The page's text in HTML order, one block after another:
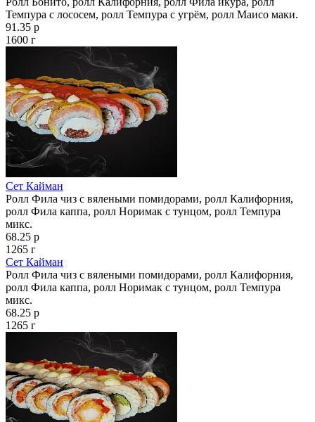
Темпура с лососем, ролл Темпура с угрём, ролл Маисо маки.
91.35 р
1600 г
Сет Кайман
Ролл Фила чиз с вялеными помидорами, ролл Калифорния,
ролл Фила каппа, ролл Норимак с тунцом, ролл Темпура
микс.
68.25 р
1265 г
Сет Кайман
Ролл Фила чиз с вялеными помидорами, ролл Калифорния,
ролл Фила каппа, ролл Норимак с тунцом, ролл Темпура
микс.
68.25 р
1265 г